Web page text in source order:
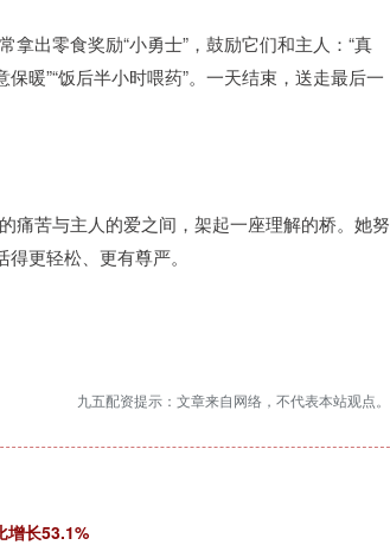
出零食奖励“小勇士”，鼓励它们和主人：“真
暖”“饭后半小时喂药”。一天结束，送走最后一
痛苦与主人的爱之间，架起一座理解的桥。她努
更轻松、更有尊严。
九五配资提示：文章来自网络，不代表本站观点。
增长53.1%